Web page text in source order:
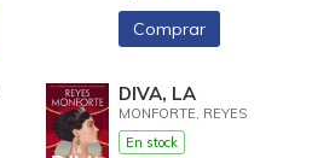
Comprar
DIVA, LA
MONFORTE, REYES
En stock